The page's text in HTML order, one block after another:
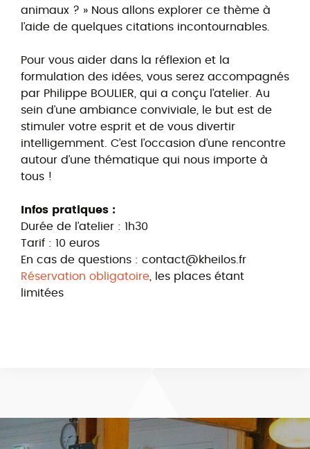
animaux ? » Nous allons explorer ce thème à
l’aide de quelques citations incontournables.
Pour vous aider dans la réflexion et la
formulation des idées, vous serez accompagnés
par Philippe BOULIER, qui a conçu l’atelier. Au
sein d’une ambiance conviviale, le but est de
stimuler votre esprit et de vous divertir
intelligemment. C’est l’occasion d’une rencontre
autour d’une thématique qui nous importe à
tous !
Infos pratiques :
Durée de l’atelier : 1h30
Tarif : 10 euros
En cas de questions : contact@kheilos.fr
Réservation obligatoire , les places étant
limitées